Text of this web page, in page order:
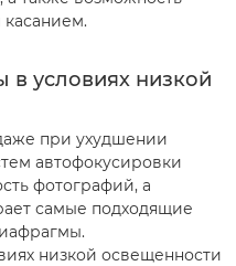
условиях низкой
при ухудшении
автофокусировки
фотографий, а
самые подходящие
низкой освещенности